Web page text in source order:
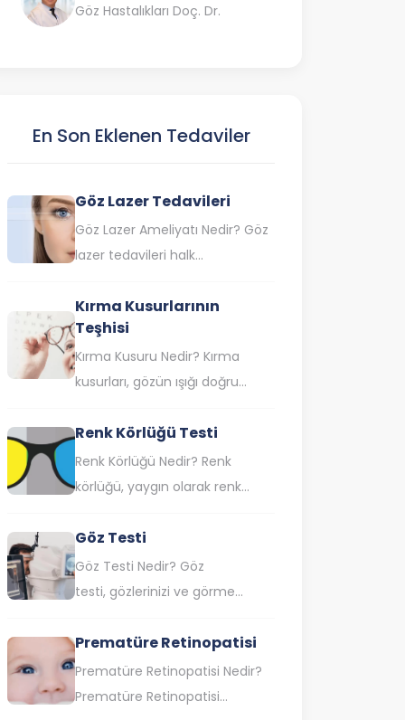
Göz Hastalıkları Doç. Dr.
En Son Eklenen Tedaviler
Göz Lazer Tedavileri
Göz Lazer Ameliyatı Nedir? Göz
lazer tedavileri halk
bilinen lazer göz ameliyatı,
saydam tabaka olan korneanın
lazer ışınıyla…
Kırma Kusurlarının
Teşhisi
Kırma Kusuru Nedir? Kırma
kusurları, gözün ışığı doğru
neden olan yaygın görme
bozukluklarıdır. Özellikle bu
durum, uzağı veya yakını…
Renk Körlüğü Testi
Renk Körlüğü Nedir? Renk
körlüğü, yaygın olarak renk
bilinen ve belli renkleri veya
tonları görme veya ayırt…
Göz Testi
Göz Testi Nedir? Göz
testi, gözlerinizi ve görme
için kullanılan bir dizi testtir. Bu
testler, göz doktorları
tarafından kapsamlı…
Prematüre Retinopatisi
Prematüre Retinopatisi Nedir?
Prematüre Retinopatisi